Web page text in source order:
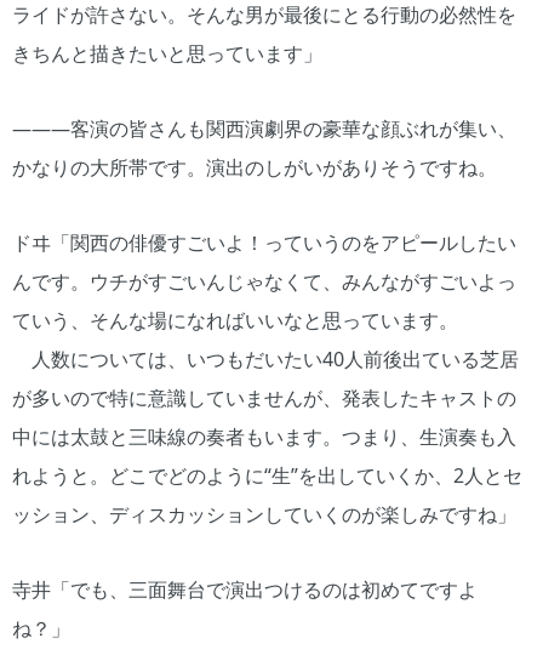
ライドが許さない。そんな男が最後にとる行動の必然性を
きちんと描きたいと思っています」
―――客演の皆さんも関西演劇界の豪華な顔ぶれが集い、
かなりの大所帯です。演出のしがいがありそうですね。
ドヰ「関西の俳優すごいよ！っていうのをアピールしたい
んです。ウチがすごいんじゃなくて、みんながすごいよっ
ていう、そんな場になればいいなと思っています。
人数については、いつもだいたい40人前後出ている芝居
が多いので特に意識していませんが、発表したキャストの
中には太鼓と三味線の奏者もいます。つまり、生演奏も入
れようと。どこでどのように“生”を出していくか、2人とセ
ッション、ディスカッションしていくのが楽しみですね」
寺井「でも、三面舞台で演出つけるのは初めてですよ
ね？」